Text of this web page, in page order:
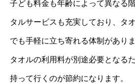
子ども料金も年齢によって異なる
タルサービスも充実しており、タ
でも手軽に立ち寄れる体制があり
タオルの利用料が別途必要となる
持って行くのが節約になります。